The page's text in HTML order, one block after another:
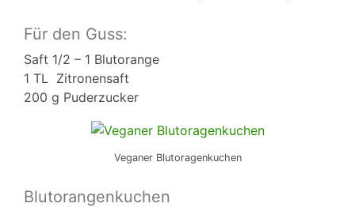
Für den Guss:
Saft 1/2 – 1 Blutorange
1 TL Zitronensaft
200 g Puderzucker
Veganer Blutoragenkuchen
Blutorangenkuchen